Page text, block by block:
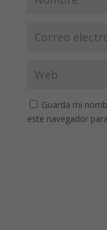
Guarda mi
este navegador